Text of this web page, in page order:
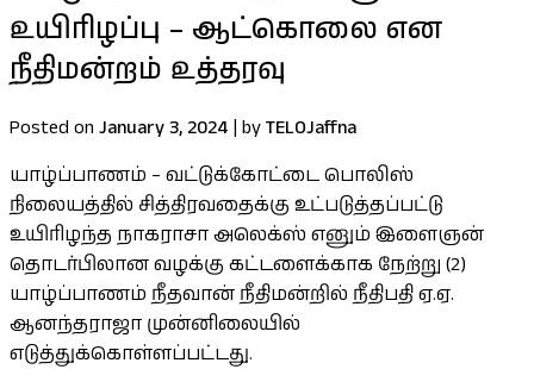
உயிரிழப்பு – ஆட்கொலை என
நீதிமன்றம் உத்தரவு
Posted on January 3, 2024 | byTELOJaffna
யாழ்ப்பாணம் – வட்டுக்கோட்டை பொலிஸ்
நிலையத்தில் சித்திரவதைக்கு உட்படுத்தப்பட்டு
உயிரிழந்த நாகராசா அலெக்ஸ் எனும் இளைஞன்
தொடர்பிலான வழக்கு கட்டளைக்காக நேற்று (2)
யாழ்ப்பாணம் நீதவான் நீதிமன்றில் நீதிபதி ஏ.ஏ.
ஆனந்தராஜா முன்னிலையில்
எடுத்துக்கொள்ளப்பட்டது.